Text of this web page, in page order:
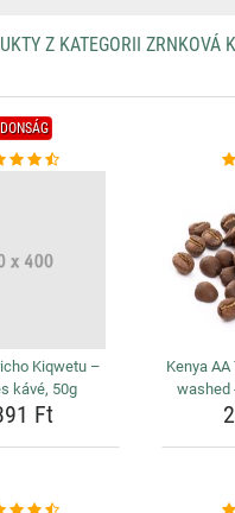
Z KATEGORII ZRNKOVÁ
Kiqwetu –
kávé, 50g
Ft
Kenya
washed